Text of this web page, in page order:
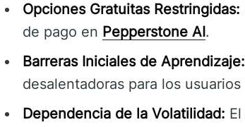
Opciones Gratuitas Restringidas:
de pago en Pepperstone AI.
Barreras Iniciales de Aprendizaje:
desalentadoras para los
Dependencia de la Volatilidad: